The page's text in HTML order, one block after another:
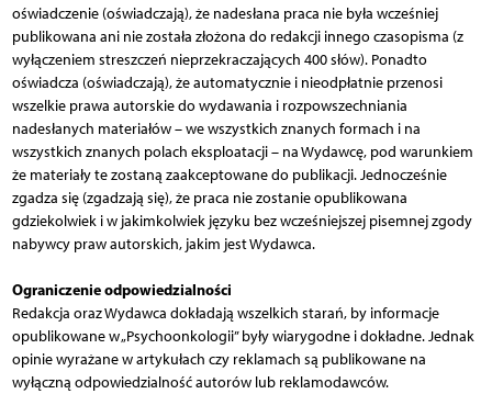
oświadczenie (oświadczają), że nadesłana praca nie była wcześniej
publikowana ani nie została złożona do redakcji innego czasopisma (z
wyłączeniem streszczeń nieprzekraczających 400 słów). Ponadto
oświadcza (oświadczają), że automatycznie i nieodpłatnie przenosi
wszelkie prawa autorskie do wydawania i rozpowszechniania
nadesłanych materiałów – we wszystkich znanych formach i na
wszystkich znanych polach eksploatacji – na Wydawcę, pod warunkiem
że materiały te zostaną zaakceptowane do publikacji. Jednocześnie
zgadza się (zgadzają się), że praca nie zostanie opublikowana
gdziekolwiek i w jakimkolwiek języku bez wcześniejszej pisemnej zgody
nabywcy praw autorskich, jakim jest Wydawca.
Ograniczenie odpowiedzialności
Redakcja oraz Wydawca dokładają wszelkich starań, by informacje
opublikowane w „Psychoonkologii” były wiarygodne i dokładne. Jednak
opinie wyrażane w artykułach czy reklamach są publikowane na
wyłączną odpowiedzialność autorów lub reklamodawców.